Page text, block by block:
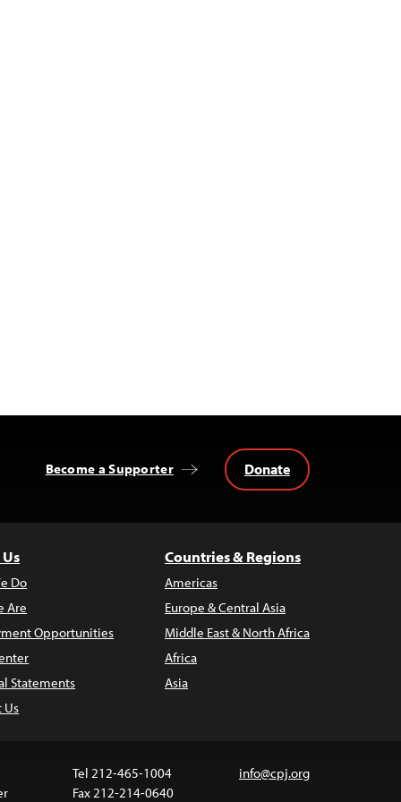
Become a Supporter Donate
Do
Are
Opportunities
Statements
Us
Countries & Regions
Americas
Europe & Central Asia
Middle East & North Africa
Africa
Asia
Tel 212-465-1004
Fax 212-214-0640
info@cpj.org